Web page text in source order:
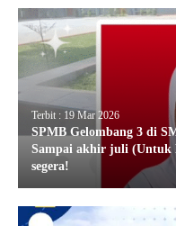
Terbit : 19 Mar 2026
SPMB Gelombang 3 di
Sampai akhir juli (Untuk
segera!